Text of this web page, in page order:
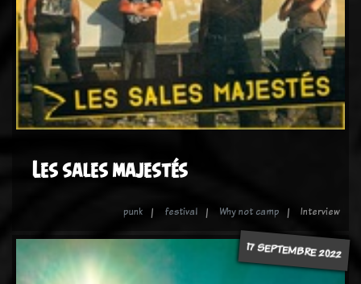
Les sales majestés
punk festival Why not camp Interview
17 SEPTEMBRE 2022